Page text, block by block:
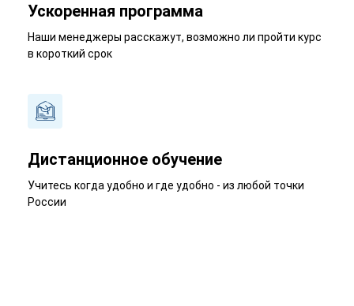
Ускоренная программа
Наши менеджеры расскажут, возможно ли пройти курс
в короткий срок
Дистанционное обучение
Учитесь когда удобно и где удобно - из любой точки
России